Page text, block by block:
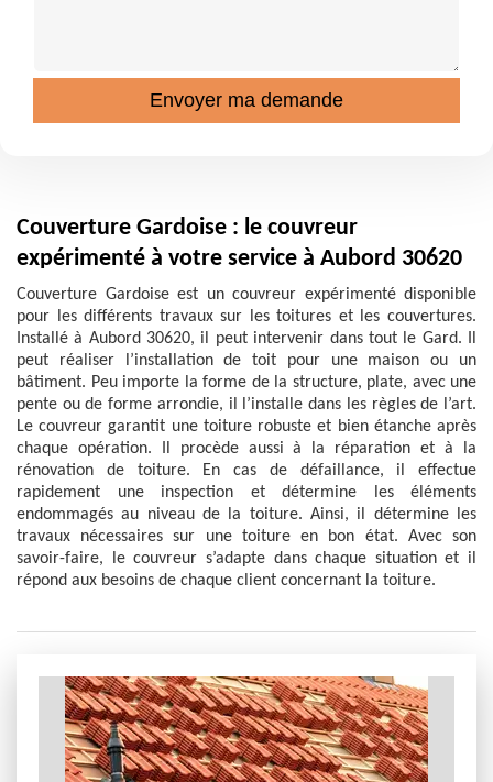
Couverture Gardoise : le couvreur
expérimenté à votre service à Aubord 30620
Couverture Gardoise est un couvreur expérimenté disponible
pour les différents travaux sur les toitures et les couvertures.
Installé à Aubord 30620, il peut intervenir dans tout le Gard. Il
peut réaliser l’installation de toit pour une maison ou un
bâtiment. Peu importe la forme de la structure, plate, avec une
pente ou de forme arrondie, il l’installe dans les règles de l’art.
Le couvreur garantit une toiture robuste et bien étanche après
chaque opération. Il procède aussi à la réparation et à la
rénovation de toiture. En cas de défaillance, il effectue
rapidement une inspection et détermine les éléments
endommagés au niveau de la toiture. Ainsi, il détermine les
travaux nécessaires sur une toiture en bon état. Avec son
savoir-faire, le couvreur s’adapte dans chaque situation et il
répond aux besoins de chaque client concernant la toiture.